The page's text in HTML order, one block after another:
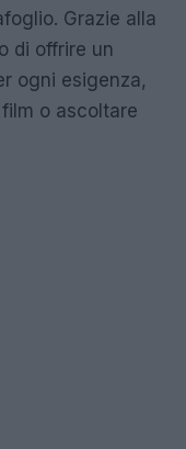
Grazie alla
di offrire un
ogni esigenza,
o ascoltare